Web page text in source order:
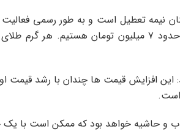
نیمه تعطیل است و به طور رسمی فعالیت
این افزایش قیمت ها چندان با رشد قیمت
است.
و حاشیه خواهد بود که ممکن است با